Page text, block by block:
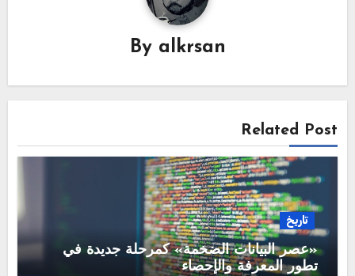
By alkrsan
Related Post
تاريخ
​«عصر البيانات الضخمة» كمرحلة جديدة في
تطور المعرفة والإحصاء